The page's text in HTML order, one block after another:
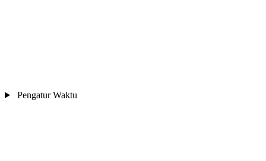
Pengatur Waktu